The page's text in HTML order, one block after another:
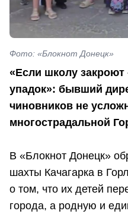
Фото: «Блокнот Донецк»
«Если школу
упадок»: бывший
чиновников не
многострадальной
В «Блокнот Донецк»
шахты Качагарка в
о том, что их детей
города, а родную и